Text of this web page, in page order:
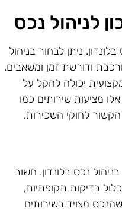
לניהול נכס
ניתן לבחור בניהול
ודורשת זמן ומשאבים.
יכולה להקל על
מציעות שירותים כמו
לחוקי השכירות.
נכס בלונדון. חשוב
בדיקות תקופתיות,
מצויד בשירותים